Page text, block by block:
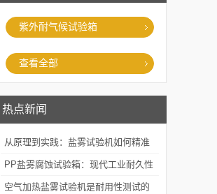
紫外耐气候试验箱
查看全部
热点新闻
从原理到实践：盐雾试验机如何精准
模拟海洋腐蚀环境？
PP盐雾腐蚀试验箱：现代工业耐久性
评价的关键技术装备
空气加热盐雾试验机是耐用性测试的